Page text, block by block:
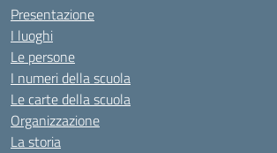
Presentazione
I luoghi
Le persone
I numeri della scuola
Le carte della scuola
Organizzazione
La storia